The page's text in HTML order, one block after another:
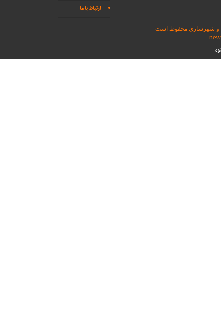
ارتباط با ما
و شهرسازی محفوظ است